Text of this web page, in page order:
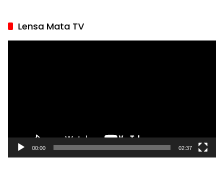
Lensa Mata TV
00:00 02:37